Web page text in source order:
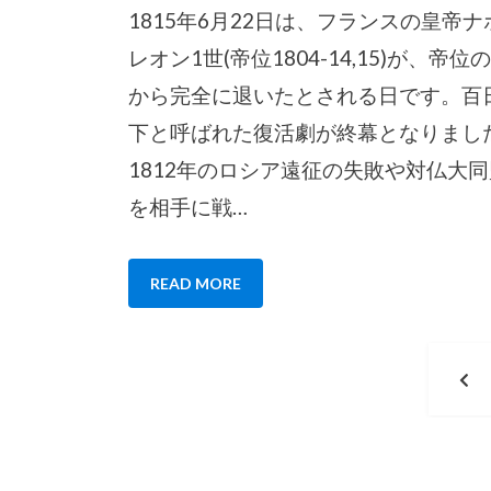
1815年6月22日は、フランスの皇帝ナ
レオン1世(帝位1804-14,15)が、帝位
から完全に退いたとされる日です。百
下と呼ばれた復活劇が終幕となりまし
1812年のロシア遠征の失敗や対仏大
を相手に戦…
READ MORE